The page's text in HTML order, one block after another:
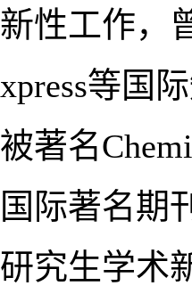
新性工作，
xpress等国
被著名
国际著名期
研究生学术